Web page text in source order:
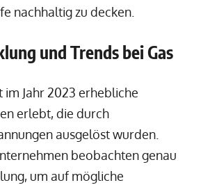
nachhaltig zu decken.
und Trends bei Gas
im Jahr 2023 erhebliche
erlebt, die durch
ausgelöst wurden.
beobachten genau
um auf mögliche